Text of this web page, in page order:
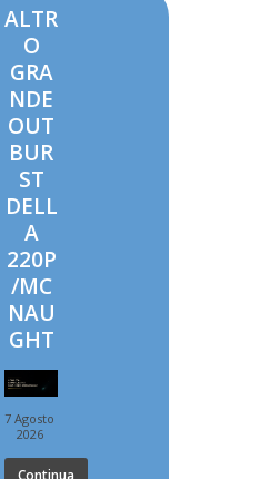
ALTR
O
GRA
NDE
OUT
BUR
ST
DELL
A
220P
/MC
NAU
GHT
7 Agosto
2026
Continua